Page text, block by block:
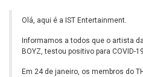
Olá, aqui é a IST Entertainment.
Informamos a todos que o artista
BOYZ, testou positivo para COVID-19.
Em 24 de janeiro, os membros do